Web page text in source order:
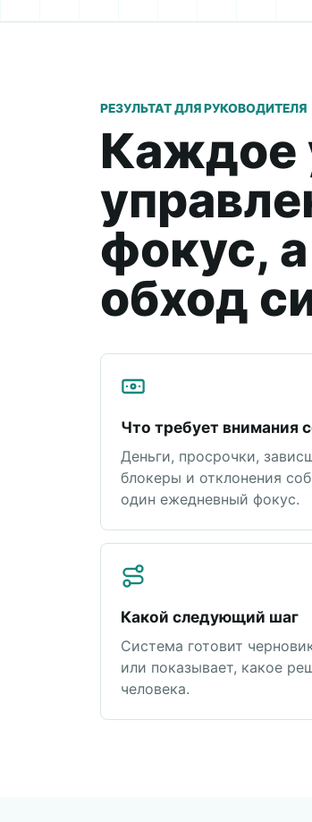
РЕЗУЛЬТАТ ДЛЯ РУКОВОДИТЕЛЯ
Каждое
фокус,
обход
Что требует внимания
Деньги, просрочки,
блокеры и отклонения
один ежедневный фокус.
Какой следующий шаг
Система готовит
или показывает, какое
человека.